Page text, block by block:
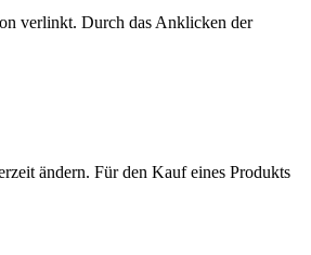
verlinkt. Durch das Anklicken der
ändern. Für den Kauf eines Produkts